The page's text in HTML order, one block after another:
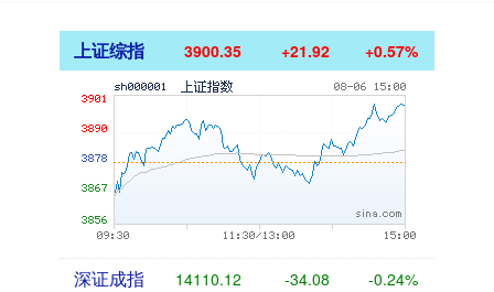
上证综指 3900.35 +21.92 +0.57%
深证成指 14110.12 -34.08 -0.24%